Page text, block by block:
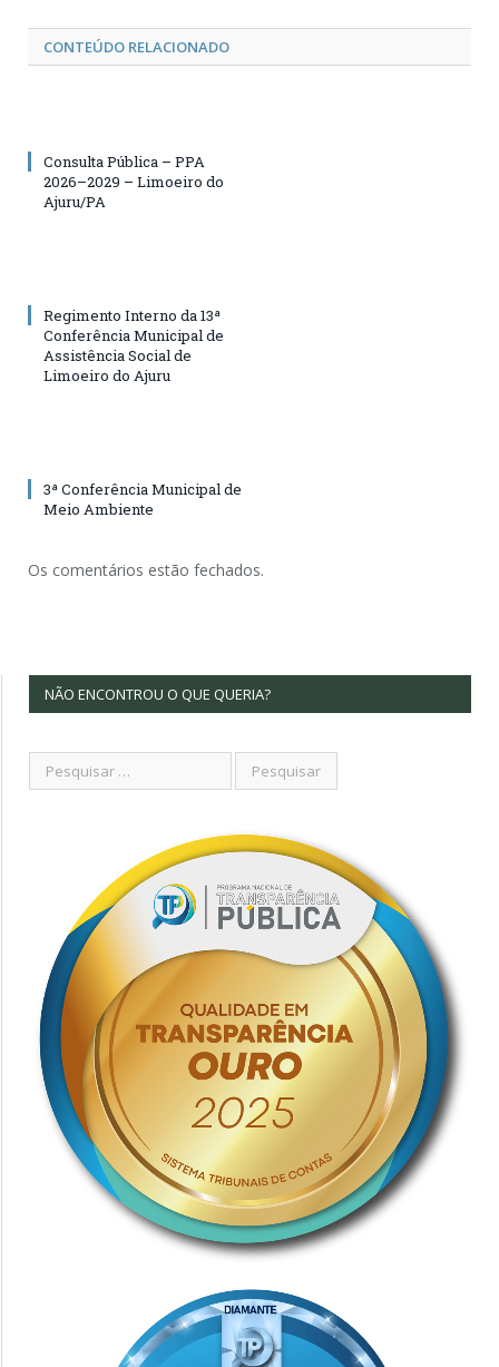
CONTEÚDO RELACIONADO
Consulta Pública – PPA
2026–2029 – Limoeiro do
Ajuru/PA
Regimento Interno da 13ª
Conferência Municipal de
Assistência Social de
Limoeiro do Ajuru
3ª Conferência Municipal de
Meio Ambiente
Os comentários estão fechados.
NÃO ENCONTROU O QUE QUERIA?